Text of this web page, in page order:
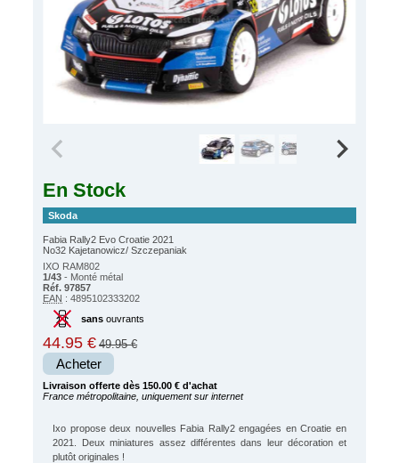
En Stock
Skoda
Fabia Rally2 Evo Croatie 2021
No32 Kajetanowicz/ Szczepaniak
IXO RAM802
1/43 - Monté métal
Réf. 97857
EAN : 4895102333202
sansouvrants
44.95 € 49.95 €
Acheter
Livraison offerte dès 150.00 € d'achat
France métropolitaine, uniquement sur internet
Ixo propose deux nouvelles Fabia Rally2 engagées en Croatie en
2021. Deux miniatures assez différentes dans leur décoration et
plutôt originales !